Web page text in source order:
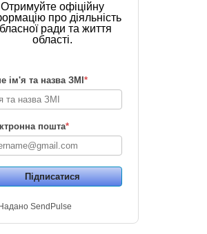
Отримуйте офіційну
про діяльність
ради та життя
області.
ім'я та назва ЗМІ *
пошта*
Підписатися
Надано SendPulse